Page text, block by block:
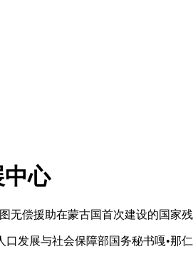
心
偿援助在蒙古国首次建设的国家
发展与社会保障部国务秘书嘎•那